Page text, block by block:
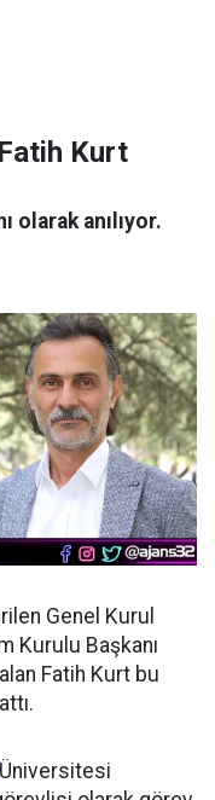
Fatih Kurt
olarak anılıyor.
Genel Kurul
Kurulu Başkanı
Fatih Kurt bu
Üniversitesi